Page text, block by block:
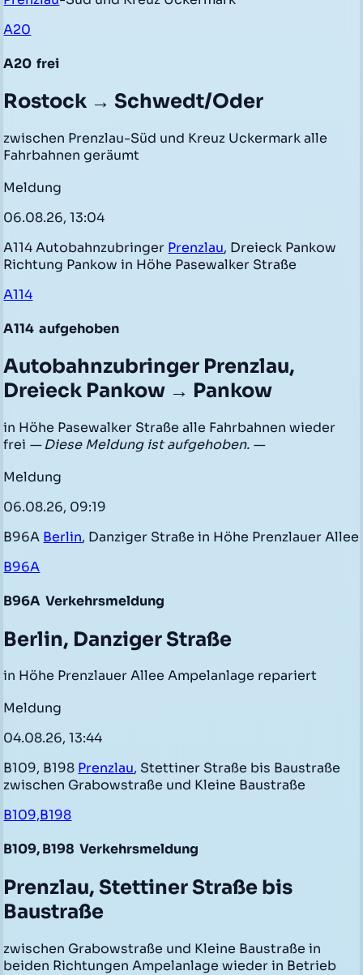
A20
A20 frei
Rostock → Schwedt/Oder
zwischen Prenzlau-Süd und Kreuz Uckermark alle
Fahrbahnen geräumt
Meldung
06.08.26, 13:04
A114 Autobahnzubringer Prenzlau, Dreieck Pankow
Richtung Pankow in Höhe Pasewalker Straße
A114
A114 aufgehoben
Autobahnzubringer Prenzlau,
Dreieck Pankow → Pankow
in Höhe Pasewalker Straße alle Fahrbahnen wieder
frei — Diese Meldung ist aufgehoben. —
Meldung
06.08.26, 09:19
B96A Berlin, Danziger Straße in Höhe Prenzlauer Allee
B96A
B96A Verkehrsmeldung
Berlin, Danziger Straße
in Höhe Prenzlauer Allee Ampelanlage repariert
Meldung
04.08.26, 13:44
B109, B198 Prenzlau, Stettiner Straße bis Baustraße
zwischen Grabowstraße und Kleine Baustraße
B109,B198
B109, B198 Verkehrsmeldung
Prenzlau, Stettiner Straße bis
Baustraße
zwischen Grabowstraße und Kleine Baustraße in
beiden Richtungen Ampelanlage wieder in Betrieb